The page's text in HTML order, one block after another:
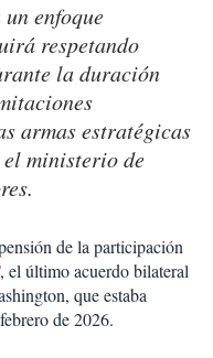
enfoque
respetando
la duración
armas estratégicas
ministerio de
de la participación
el último acuerdo bilateral
que estaba
de 2026.